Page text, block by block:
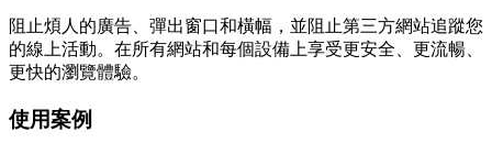
阻止煩人的廣告、彈出窗口和橫幅，並阻止第三方網站追蹤您
的線上活動。在所有網站和每個設備上享受更安全、更流暢、
更快的瀏覽體驗。
使用案例